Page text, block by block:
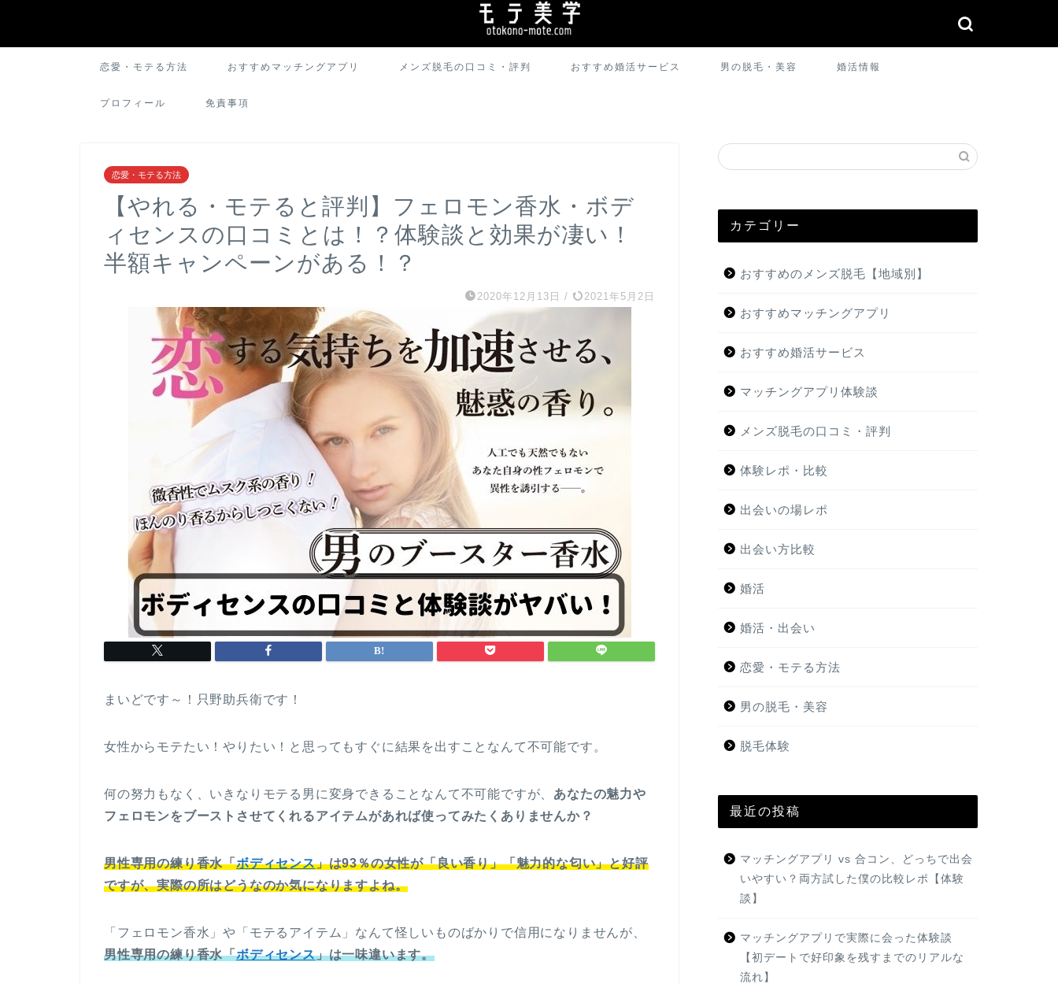
恋愛・モテる方法 おすすめマッチングアプリ メンズ脱毛の口コミ・評判 おすすめ婚活サービス 男の脱毛・美容 婚活情報
プロフィール 免責事項
恋愛・モテる方法
【やれる・モテると評判】フェロモン香水・ボデ
ィセンスの口コミとは！？体験談と効果が凄い！
半額キャンペーンがある！？
2020年12月13日 / 2021年5月2日
まいどです～！只野助兵衛です！
女性からモテたい！やりたい！と思ってもすぐに結果を出すことなんて不可能です。
何の努力もなく、いきなりモテる男に変身できることなんて不可能ですが、 あなたの魅力や
フェロモンをブーストさせてくれるアイテムがあれば使ってみたくありませんか？
男性専用の練り香水「ボディセンス」は93％の女性が「良い香り」「魅力的な匂い」と好評
ですが、実際の所はどうなのか気になりますよね。
「フェロモン香水」や「モテるアイテム」なんて怪しいものばかりで信用になりませんが、
男性専用の練り香水「ボディセンス」は一味違います。
カテゴリー
おすすめのメンズ脱毛【地域別】
おすすめマッチングアプリ
おすすめ婚活サービス
マッチングアプリ体験談
メンズ脱毛の口コミ・評判
体験レポ・比較
出会いの場レポ
出会い方比較
婚活
婚活・出会い
恋愛・モテる方法
男の脱毛・美容
脱毛体験
最近の投稿
マッチングアプリ vs 合コン、どっちで出会
いやすい？両方試した僕の比較レポ【体験
談】
マッチングアプリで実際に会った体験談
【初デートで好印象を残すまでのリアルな
流れ】